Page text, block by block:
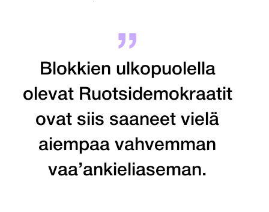
Blokkien ulkopuolella
olevat Ruotsidemokraatit
ovat siis saaneet vielä
aiempaa vahvemman
vaa’ankieliaseman.